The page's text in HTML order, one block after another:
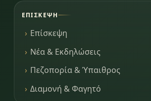
ΕΠΊΣΚΕΨΗ
Επίσκεψη
Νέα & Εκδηλώσεις
Πεζοπορία & Ύπαιθρος
Διαμονή & Φαγητό